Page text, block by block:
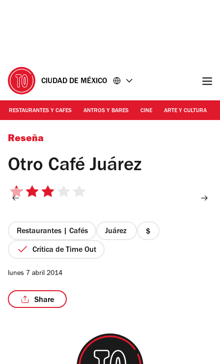
CIUDAD DE MÉXICO
RESTAURANTES Y CAFES ANTROS Y BARES CINE ARTE Y CULTURA
Foto: Alejandra Carbajal
Reseña
Otro Café Juárez
3
estrellas
Restaurantes | Cafés Juárez
precio
Crítica de Time Out
lunes 7 abril 2014
Share